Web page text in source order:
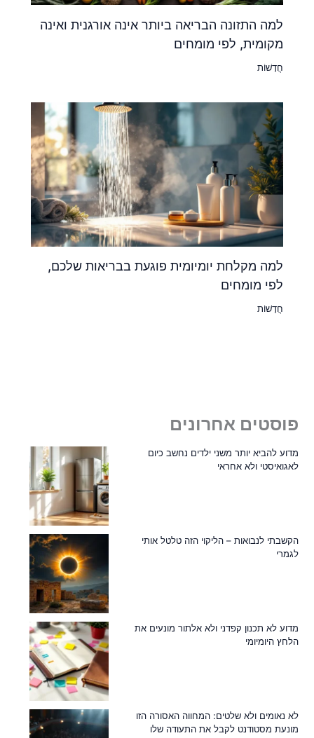
למה התזונה הבריאה ביותר אינה אורגנית ואינה
מקומית, לפי מומחים
חֲדָשׁוֹת
למה מקלחת יומיומית פוגעת בבריאות שלכם,
לפי מומחים
חֲדָשׁוֹת
פוסטים אחרונים
מדוע להביא יותר משני ילדים נחשב כיום
לאגואיסטי ולא אחראי
הקשבתי לנבואות – הליקוי הזה טלטל אותי
לגמרי
מדוע לא תכנון קפדני ולא אלתור מונעים את
הלחץ היומיומי
לא נאומים ולא שלטים: המחווה האסורה הזו
מונעת מסטודנט לקבל את התעודה שלו